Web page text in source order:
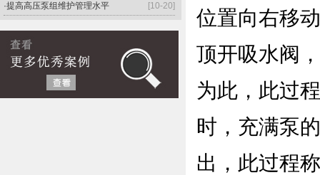
[10-20]
·提高高压泵组维护管理水平
·高压泵作业工作规程
[10-19]
·高压柱塞泵型号及应用
[10-19]
·高压往复泵的应用与特点
位置向右移
顶开吸水阀
为此，此过
时，充满泵
出，此过程